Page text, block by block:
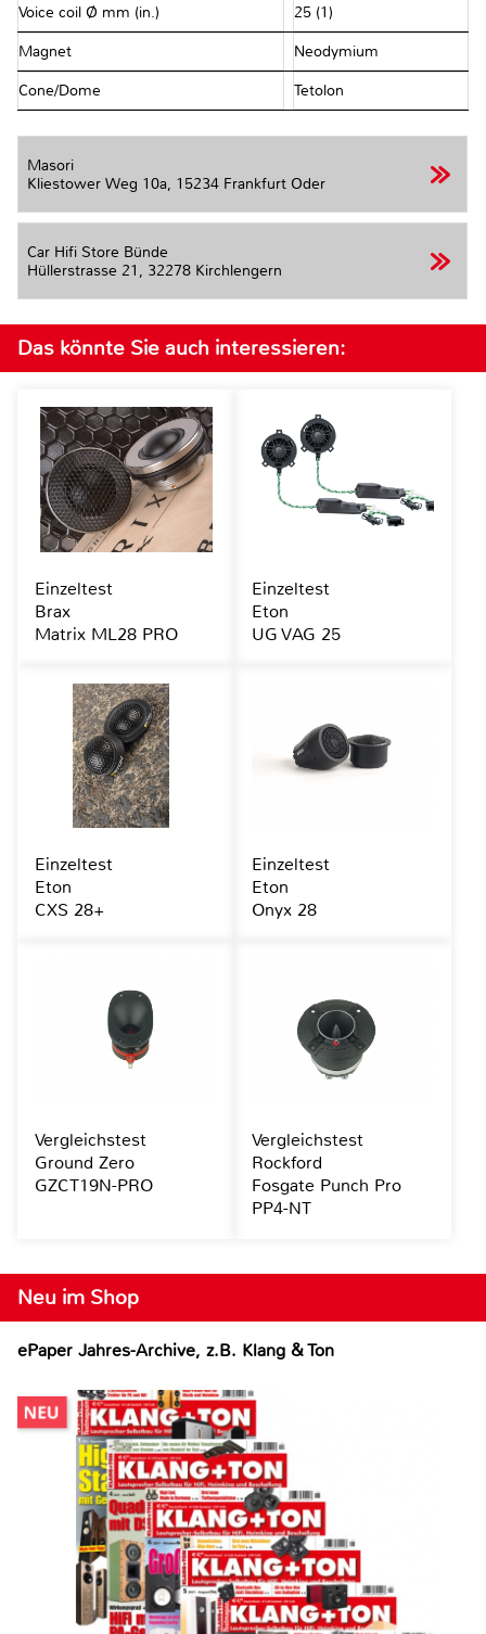
Voice coil Ø mm (in.) 25 (1)
Magnet Neodymium
Cone/Dome Tetolon
Masori
Kliestower Weg 10a, 15234 Frankfurt Oder
Car Hifi Store Bünde
Hüllerstrasse 21, 32278 Kirchlengern
Neu im Shop
ePaper Jahres-Archive, z.B. Klang & Ton
Das könnte Sie auch interessieren:
Einzeltest
Brax
Matrix ML28 PRO
Einzeltest
Eton
UG VAG 25
Einzeltest
Eton
CXS 28+
Einzeltest
Eton
Onyx 28
Vergleichstest
Ground Zero
GZCT19N-PRO
Vergleichstest
Rockford
Fosgate Punch Pro
PP4-NT